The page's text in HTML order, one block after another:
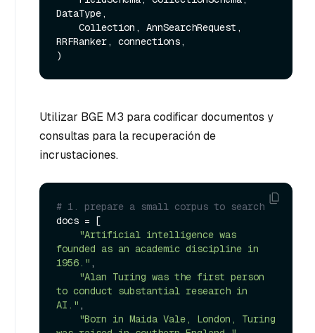
DataType,
RRFRanker, connections,
Utilizar BGE M3 para codificar documentos y
consultas para la recuperación de
incrustaciones.
# 1. prepare a small corpus to search
docs = [
"Artificial intelligence was
founded as an academic discipline in
1956." ,
"Alan Turing was the first person
to conduct substantial research in
AI." ,
"Born in Maida Vale, London, Turing